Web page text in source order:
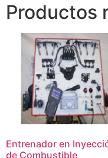
Productos
Entrenador en
de Combustible